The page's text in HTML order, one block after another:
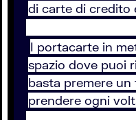
di carte di credito
I portacarte in
spazio dove puoi
basta premere
prendere ogni